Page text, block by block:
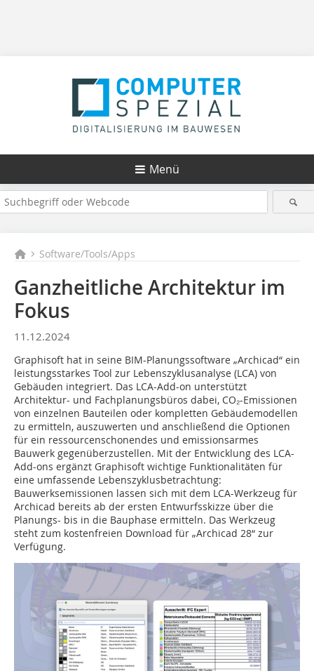
Menü
Software/Tools/Apps
Ganzheitliche Architektur im
Fokus
11.12.2024
Graphisoft hat in seine BIM-Planungssoftware „Archicad“ ein
leistungsstarkes Tool zur Lebenszyklusanalyse (LCA) von
Gebäuden integriert. Das LCA-Add-on unterstützt
Architektur- und Fachplanungsbüros dabei, CO₂-Emissionen
von einzelnen Bauteilen oder kompletten Gebäudemodellen
zu ermitteln, auszuwerten und anschließend die Optionen
für ein ressourcenschonendes und emissionsarmes
Bauwerk gegenüberzustellen. Mit der Entwicklung des LCA-
Add-ons ergänzt Graphisoft wichtige Funktionalitäten für
eine umfassende Lebenszyklusbetrachtung:
Bauwerksemissionen lassen sich mit dem LCA-Werkzeug für
Archicad bereits ab der ersten Entwurfsskizze über die
Planungs- bis in die Bauphase ermitteln. Das Werkzeug
steht zum kostenfreien Download für „Archicad 28“ zur
Verfügung.